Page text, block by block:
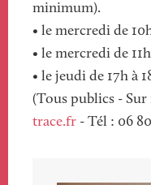
minimum).
• le mercredi de
• le mercredi de
• le jeudi de 17h à
(Tous publics - Sur
trace.fr - Tél : 06